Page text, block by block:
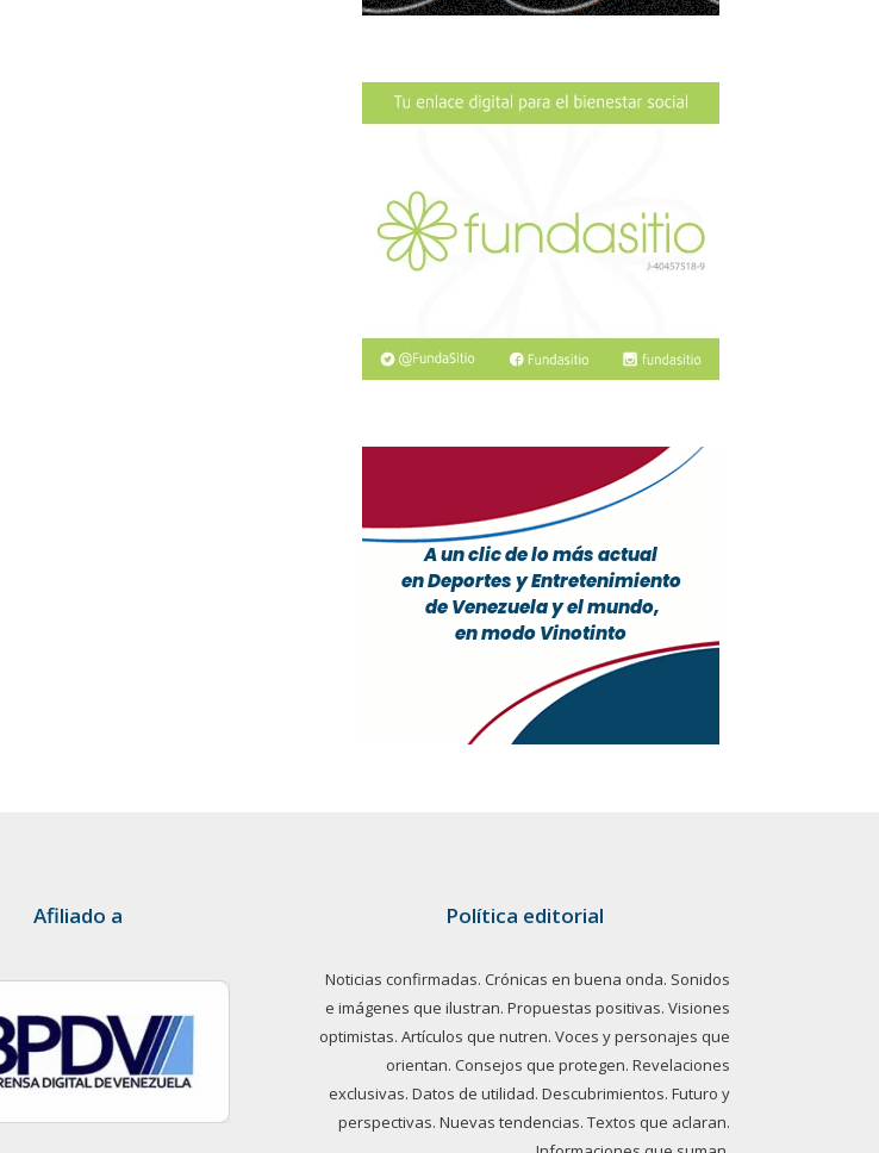
Afiliado a Política editorial
Noticias confirmadas. Crónicas en buena onda. Sonidos
e imágenes que ilustran. Propuestas positivas. Visiones
optimistas. Artículos que nutren. Voces y personajes que
orientan. Consejos que protegen. Revelaciones
exclusivas. Datos de utilidad. Descubrimientos. Futuro y
perspectivas. Nuevas tendencias. Textos que aclaran.